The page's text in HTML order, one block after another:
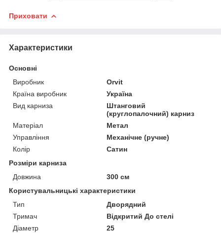
Приховати
Характеристики
Основні
Виробник
Orvit
Країна виробник
Україна
Вид карниза
Штанговий
(круглопалочний) карниз
Матеріал
Метал
Управління
Механічне (ручне)
Колір
Сатин
Розміри карниза
Довжина
300 см
Користувальницькі характеристики
Тип
Дворядний
Тримач
Відкритий До стелі
Діаметр
25